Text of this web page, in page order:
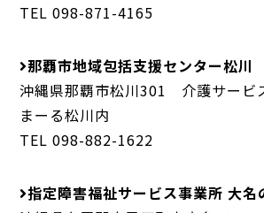
TEL 098-871-4165
那覇市地域包括支援センター松川
沖縄県那覇市松川301 介護サー
まーる松川内
TEL 098-882-1622
指定障害福祉サービス事業所 大名